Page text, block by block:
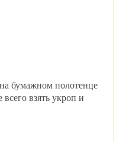
бумажном полотенце
взять укроп и